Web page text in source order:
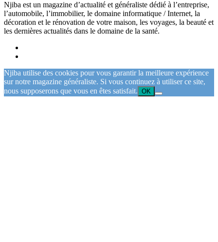
Njiba est un magazine d’actualité et généraliste dédié à l’entreprise,
l’automobile, l’immobilier, le domaine informatique / Internet, la
décoration et le rénovation de votre maison, les voyages, la beauté et
les dernières actualités dans le domaine de la santé.
Njiba utilise des cookies pour vous garantir la meilleure expérience
sur notre magazine généraliste. Si vous continuez à utiliser ce site,
nous supposerons que vous en êtes satisfait. OK